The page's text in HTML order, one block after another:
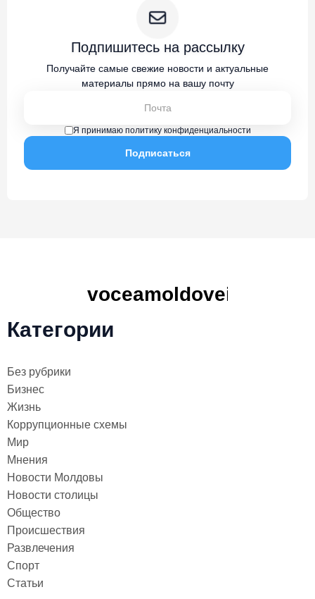
Подпишитесь на рассылку
Получайте самые свежие новости и актуальные
материалы прямо на вашу почту
Я принимаю политику конфиденциальности
Категории
Без рубрики
Бизнес
Жизнь
Коррупционные схемы
Мир
Мнения
Новости Молдовы
Новости столицы
Общество
Происшествия
Развлечения
Спорт
Статьи